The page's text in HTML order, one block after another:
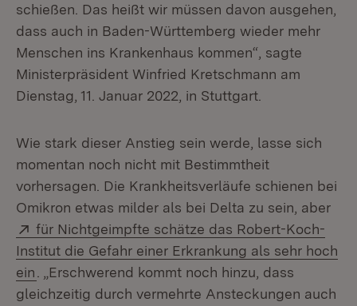
schießen. Das heißt wir müssen davon ausgehen,
dass auch in Baden-Württemberg wieder mehr
Menschen ins Krankenhaus kommen“, sagte
Ministerpräsident Winfried Kretschmann am
Dienstag, 11. Januar 2022, in Stuttgart.
Wie stark dieser Anstieg sein werde, lasse sich
momentan noch nicht mit Bestimmtheit
vorhersagen. Die Krankheitsverläufe schienen bei
Omikron etwas milder als bei Delta zu sein, aber
Extern:
für Nichtgeimpfte schätze das Robert-Koch-
Institut die Gefahr einer Erkrankung als sehr hoch
ein (Öffnet in neuem Fenster)
. „Erschwerend kommt noch hinzu, dass
gleichzeitig durch vermehrte Ansteckungen auch